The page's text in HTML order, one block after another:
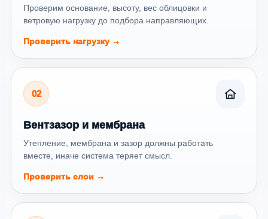
Проверим основание, высоту, вес облицовки и
ветровую нагрузку до подбора направляющих.
Проверить нагрузку →
02
Вентзазор и мембрана
Утепление, мембрана и зазор должны работать
вместе, иначе система теряет смысл.
Проверить слои →